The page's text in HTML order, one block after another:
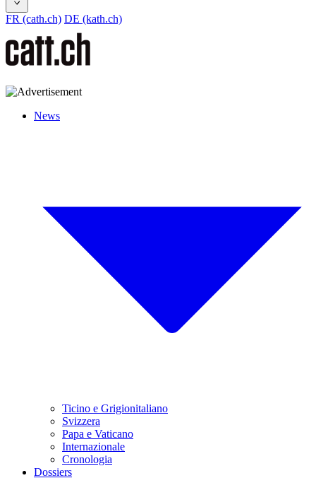
FR (cath.ch) DE (kath.ch)
News
Ticino e Grigionitaliano
Svizzera
Papa e Vaticano
Internazionale
Cronologia
Dossiers